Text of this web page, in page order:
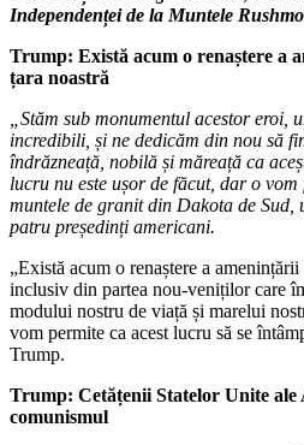
Independenței de la Muntele
Trump: Există acum o renaștere a
țara noastră
„Stăm sub monumentul acestor eroi,
incredibili, și ne dedicăm din nou să
îndrăzneață, nobilă și măreață ca
lucru nu este ușor de făcut, dar o
muntele de granit din Dakota de Sud,
patru președinți americani.
„Există acum o renaștere a
inclusiv din partea nou-veniților care
modului nostru de viață și marelui
vom permite ca acest lucru să se
Trump.
Trump: Cetățenii Statelor Unite
comunismul